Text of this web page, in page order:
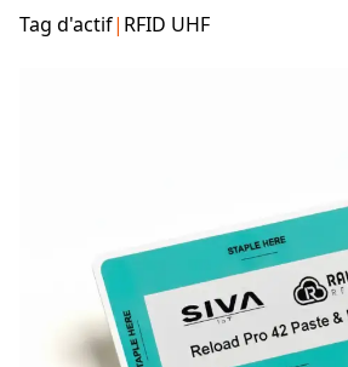
Tag d'actif| RFID UHF